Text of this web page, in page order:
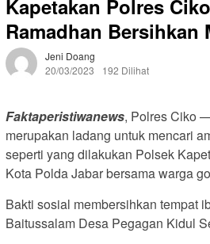
Kapetakan Polres
Ramadhan Bersihkan
Jeni Doang
20/03/2023
192 Dilihat
Faktaperistiwanews, Polres Ciko
merupakan ladang untuk mencari
seperti yang dilakukan Polsek
Kota Polda Jabar bersama warga
Bakti sosial membersihkan tempat
Baitussalam Desa Pegagan Kidul